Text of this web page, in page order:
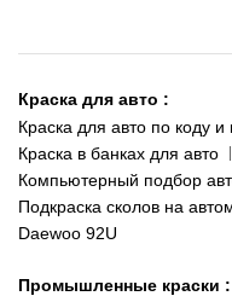
093 611-39-23
(ориентир: Интайм №40)
Одесса
пр-т Акад. Глушко, 29
066 554-97-70
Доставка и оплата
Сотрудничество
Наши публикации
Публичная оферта
Политика
Краска для авто :
Краска для авто по коду
Краска в банках для авто
Компьютерный подбор
Подкраска сколов на
Daewoo 92U
Промышленные краски :